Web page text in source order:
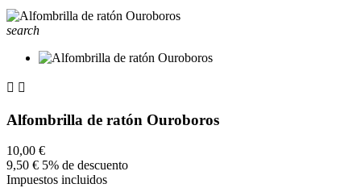
search
 
Alfombrilla de ratón Ouroboros
10,00 €
9,50 € 5% de descuento
Impuestos incluidos